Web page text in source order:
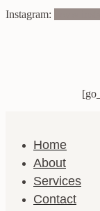
Instagram:
Home
About
Services
Contact